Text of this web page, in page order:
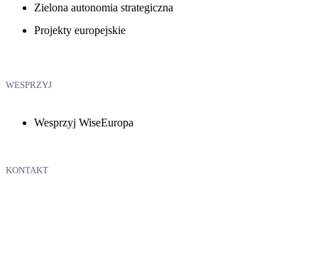
Zielona autonomia strategiczna
Projekty europejskie
WESPRZYJ
Wesprzyj WiseEuropa
KONTAKT